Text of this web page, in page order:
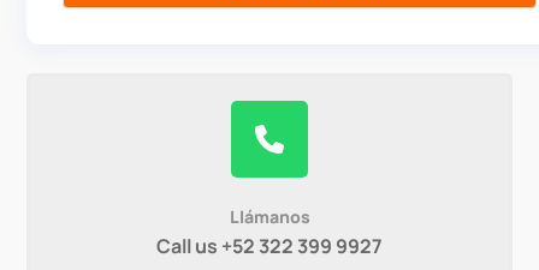
Llámanos
Call us +52 322 399 9927